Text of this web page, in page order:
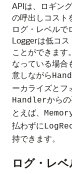
APIは、ロギン
の呼出しコスト
ログ・レベルで
Loggerは低コ
ことができます
なっている場合
意しながら
ーカライズとフ
Handlerから
とえば、
払わずに
持できます。
ログ・レ